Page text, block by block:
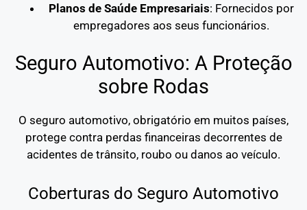
Planos de Saúde Empresariais: Fornecidos por
empregadores aos seus funcionários.
Seguro Automotivo: A Proteção
sobre Rodas
O seguro automotivo, obrigatório em muitos países,
protege contra perdas financeiras decorrentes de
acidentes de trânsito, roubo ou danos ao veículo.
Coberturas do Seguro Automotivo